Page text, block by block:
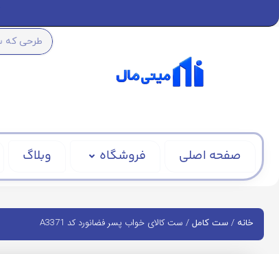
صفحه اصلی فروشگاه وبلاگ
خانه / ست کامل / ست کالای خواب پسر فضانورد کد A3371